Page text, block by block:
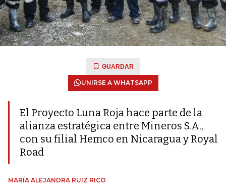
GUARDAR
UNIRSE A WHATSAPP
El Proyecto Luna Roja hace parte de la
alianza estratégica entre Mineros S.A.,
con su filial Hemco en Nicaragua y Royal
Road
MARÍA ALEJANDRA RUIZ RICO